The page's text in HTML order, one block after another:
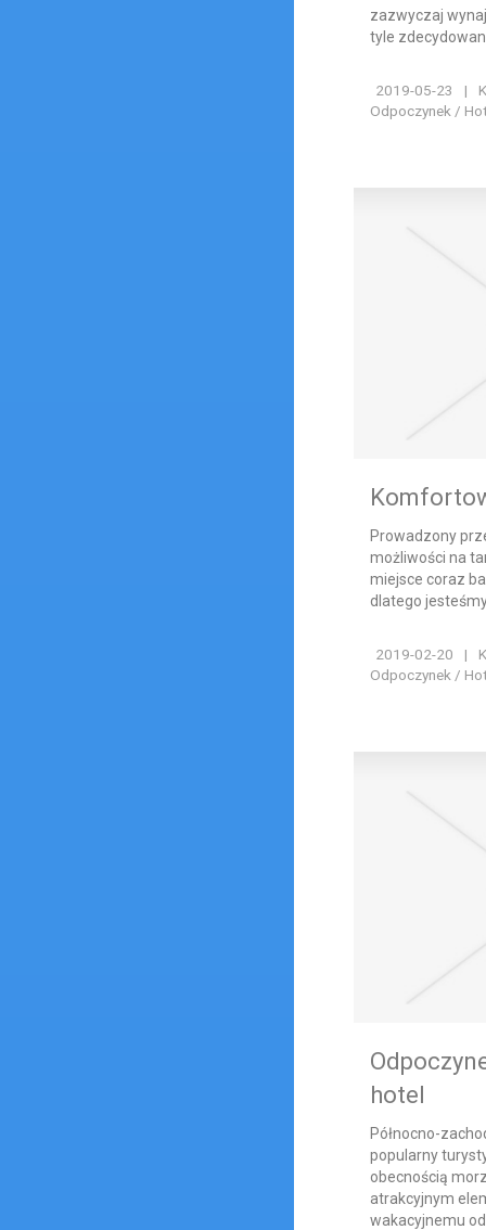
zazwyczaj
tyle
2019-05-23 |
Odpoczynek /
Prowadzony
możliwości na
miejsce coraz
dlatego
2019-02-20 |
Odpoczynek /
hotel
Północno-
popularny
obecnością
atrakcyjnym
wakacyjnemu